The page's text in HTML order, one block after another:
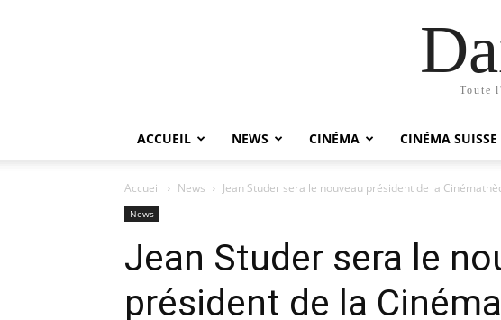
Toute
ACCUEIL NEWS CINÉMA CINÉMA SUISSE
Accueil News Jean Studer sera le nouveau président de la
News
Jean Studer sera le
président de la